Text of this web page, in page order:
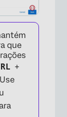
×
que
+